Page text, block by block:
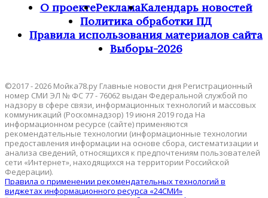
О проектеРекламаКалендарь новостей
Политика обработки ПД
Правила использования материалов сайта
Выборы-2026
©2017 - 2026 Мойка78.ру Главные новости дня Регистрационный
номер СМИ ЭЛ № ФС 77 - 76062 выдан Федеральной службой по
надзору в сфере связи, информационных технологий и массовых
коммуникаций (Роскомнадзор) 19 июня 2019 года На
информационном ресурсе (сайте) применяются
рекомендательные технологии (информационные технологии
предоставления информации на основе сбора, систематизации и
анализа сведений, относящихся к предпочтениям пользователей
сети «Интернет», находящихся на территории Российской
Федерации).
Правила о применении рекомендательных технологий в
виджетах информационного ресурса «24СМИ»